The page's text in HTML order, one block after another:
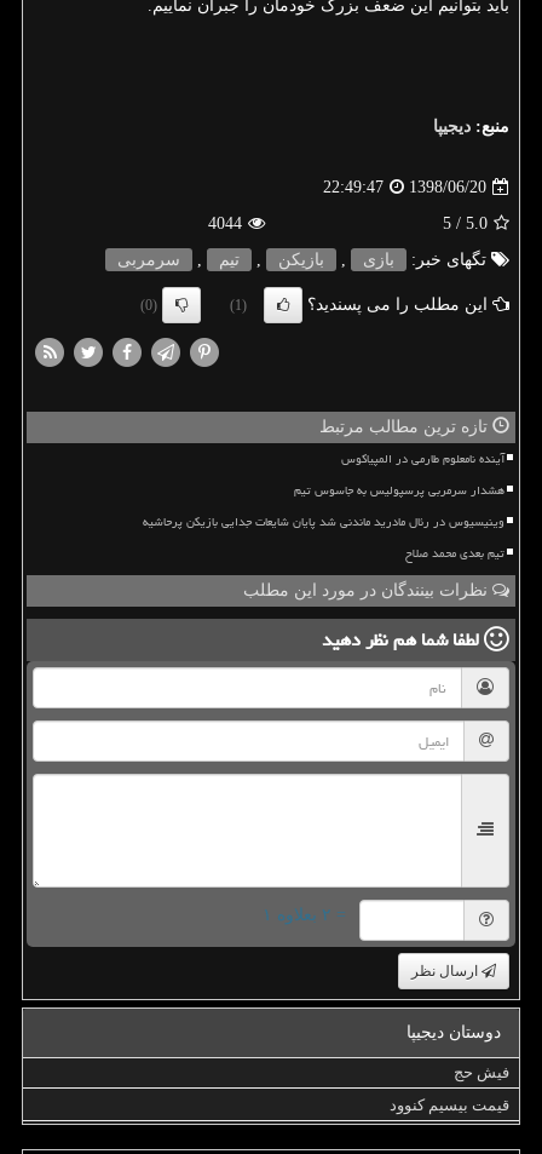
باید بتوانیم این ضعف بزرگ خودمان را جبران نماییم.
منبع: دیجیپا
1398/06/20
22:49:47
5.0
/ 5
4044
تگهای خبر:
بازی , بازیكن , تیم , سرمربی
این مطلب را می پسندید؟ (1)
(0)
تازه ترین مطالب مرتبط
آینده نامعلوم طارمی در المپیاکوس
هشدار سرمربی پرسپولیس به جاسوس تیم
وینیسیوس در رئال مادرید ماندنی شد پایان شایعات جدایی بازیکن پرحاشیه
تیم بعدی محمد صلاح
نظرات بینندگان در مورد این مطلب
لطفا شما همنظر دهید
= ۲ بعلاوه ۱
ارسال نظر
دوستان دیجیپا
فیش حج
قیمت بیسیم کنوود